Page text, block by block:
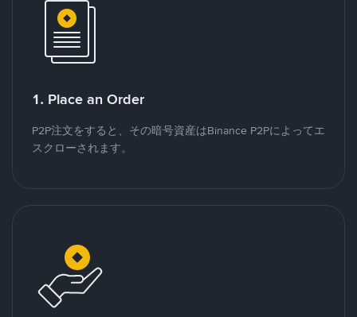
1. Place an Order
P2P注文をすると、その暗号資産はBinance P2Pによってエ
スクローされます。